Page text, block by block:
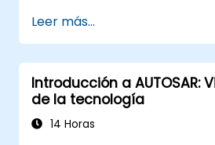
Leer más...
Introducción a AUTOSAR:
de la tecnología
14 Horas